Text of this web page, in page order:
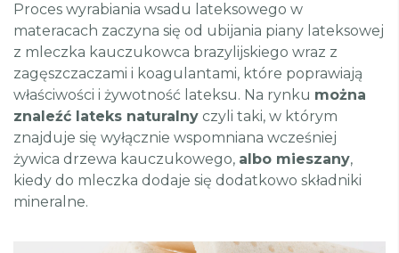
Proces wyrabiania wsadu lateksowego w
materacach zaczyna się od ubijania piany lateksowej
z mleczka kauczukowca brazylijskiego wraz z
zagęszczaczami i koagulantami, które poprawiają
właściwości i żywotność lateksu. Na rynku można
znaleźć lateks naturalny czyli taki, w którym
znajduje się wyłącznie wspomniana wcześniej
żywica drzewa kauczukowego, albo mieszany,
kiedy do mleczka dodaje się dodatkowo składniki
mineralne.